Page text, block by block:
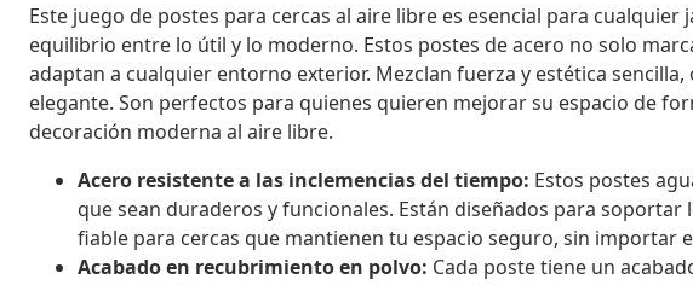
Este juego de postes para cercas al aire libre es esencial para
equilibrio entre lo útil y lo moderno. Estos postes de acero no solo
adaptan a cualquier entorno exterior. Mezclan fuerza y estética
elegante. Son perfectos para quienes quieren mejorar su espacio de
decoración moderna al aire libre.
Acero resistente a las inclemencias del tiempo: Estos postes
que sean duraderos y funcionales. Están diseñados para
fiable para cercas que mantienen tu espacio seguro, sin importar
Acabado en recubrimiento en polvo: Cada poste tiene un